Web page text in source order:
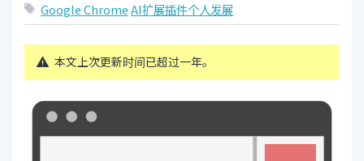
Google ChromeAI扩展插件个人发展
本文上次更新时间已超过一年。